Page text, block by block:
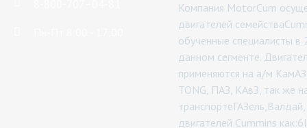
Компания MotorCum
двигателей
обученные специалисты
данном сегменте.
применяются на а/м
TONG, ПАЗ, КАвЗ, так же
двигателей Cummins